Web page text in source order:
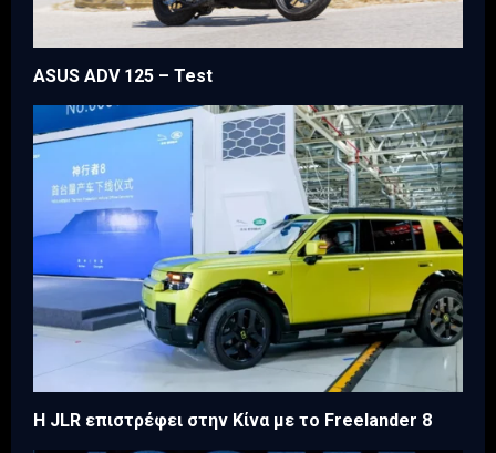
ASUS ADV 125 – Test
Η JLR επιστρέφει στην Κίνα με το Freelander 8